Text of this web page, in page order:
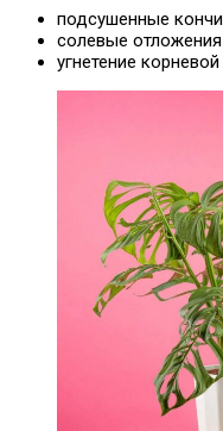
подсушенные
солевые отложения
угнетение